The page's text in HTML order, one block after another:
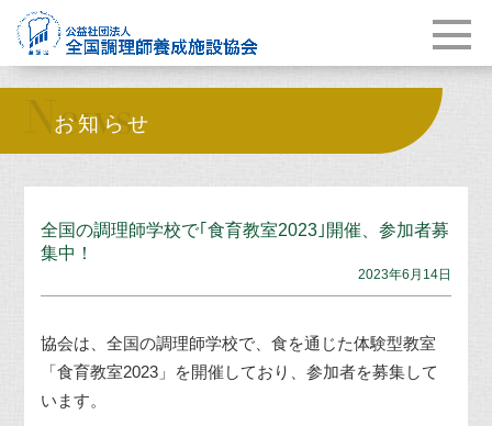
News
お知らせ
全国の調理師学校で｢食育教室2023｣開催、参加者募
集中！
2023年6月14日
協会は、全国の調理師学校で、食を通じた体験型教室
「食育教室2023」を開催しており、参加者を募集して
います。